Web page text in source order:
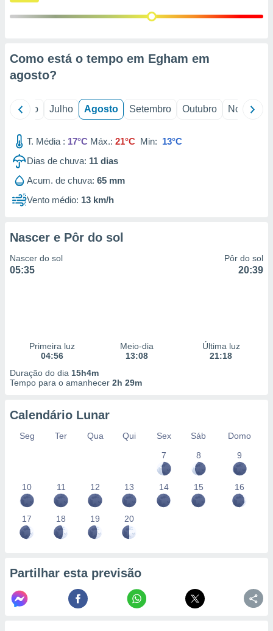
através
estudos
de
Como está o tempo em Egham em
agosto?
Junho Julho Agosto Setembro Outubro Novembro
T. Média : 17°C Máx.: 21°C Min: 13°C
Dias de chuva: 11 dias
Acum. de chuva: 65 mm
Vento médio: 13 km/h
Nascer e Pôr do sol
Nascer do sol
05:35
Pôr do sol
20:39
Primeira luz
04:56
Meio-dia
13:08
Última luz
21:18
Duração do dia 15h4m
Tempo para o amanhecer 2h 29m
Calendário Lunar
Seg Ter Qua Qui Sex Sáb
Domo
7
8 9
10 11 12 13 14 15 16
17 18 19 20
Partilhar esta previsão